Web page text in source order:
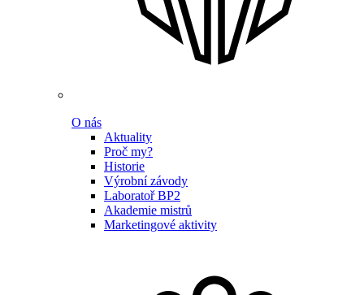
O nás
Aktuality
Proč my?
Historie
Výrobní závody
Laboratoř BP2
Akademie mistrů
Marketingové aktivity